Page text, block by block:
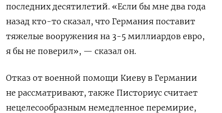
последних десятилетий. «Если бы мне два года
назад кто-то сказал, что Германия поставит
тяжелые вооружения на 3-5 миллиардов евро,
я бы не поверил», — сказал он.
Отказ от военной помощи Киеву в Германии
не рассматривают, также Писториус считает
нецелесообразным немедленное перемирие,